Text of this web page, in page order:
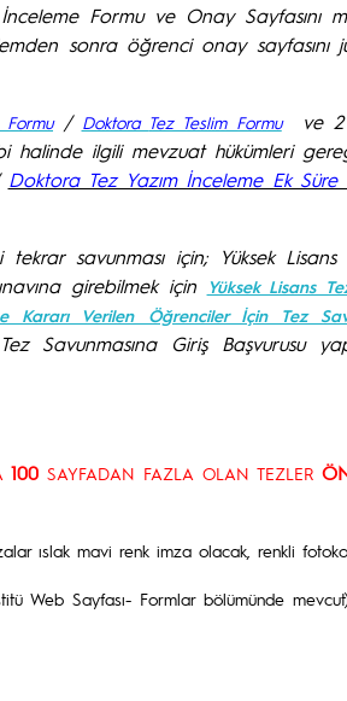
Formu ve Onay Sayfasını
sonra öğrenci onay sayfasını
Formu/ Doktora Tez Teslim Formuve 2
halinde ilgili mevzuat hükümleri
Doktora Tez Yazım İnceleme Ek Süre
savunması için; Yüksek
girebilmek için
Yüksek Lisans
Kararı Verilen Öğrenciler İçin Tez
Savunmasına Giriş Başvurusu
100 SAYFADAN FAZLA OLAN TEZLER
ıslak mavi renk imza olacak, renkli
Web Sayfası- Formlar bölümünde